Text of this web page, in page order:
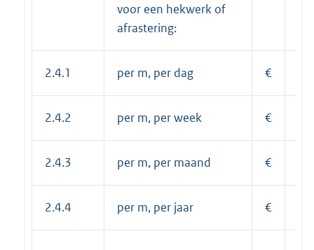
voor een hekwerk of
afrastering:
2.4.1 per m, per dag €
2.4.2 per m, per week €
2.4.3 per m, per maand €
2.4.4 per m, per jaar €